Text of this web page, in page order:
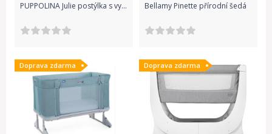
PUPPOLINA Julie postýlka s vyndavacími příčkami olše Bellamy Pinette přírodní šedá
Doprava zdarma Doprava zdarma